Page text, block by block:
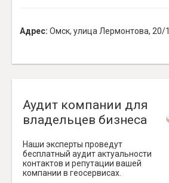
Адрес: Омск, улица Лермонтова, 20/1
Аудит компании для
владельцев бизнеса
Наши эксперты проведут
бесплатный аудит актуальности
контактов и репутации вашей
компании в геосервисах.